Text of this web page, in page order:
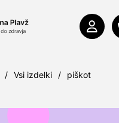
/ Vsi izdelki / piškot